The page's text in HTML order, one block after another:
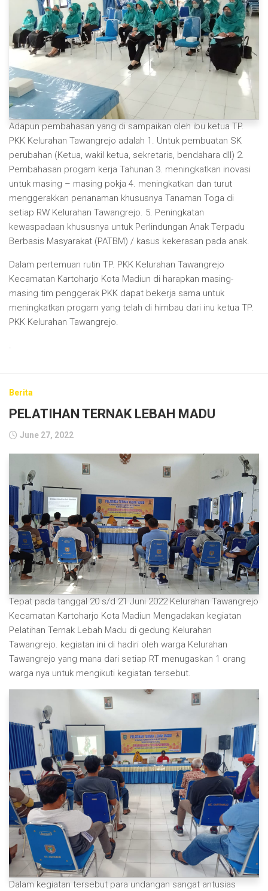
Adapun pembahasan yang di sampaikan oleh ibu ketua TP.
PKK Kelurahan Tawangrejo adalah 1. Untuk pembuatan SK
perubahan (Ketua, wakil ketua, sekretaris, bendahara dll) 2.
Pembahasan progam kerja Tahunan 3. meningkatkan inovasi
untuk masing – masing pokja 4. meningkatkan dan turut
menggerakkan penanaman khususnya Tanaman Toga di
setiap RW Kelurahan Tawangrejo. 5. Peningkatan
kewaspadaan khususnya untuk Perlindungan Anak Terpadu
Berbasis Masyarakat (PATBM) / kasus kekerasan pada anak.
Dalam pertemuan rutin TP. PKK Kelurahan Tawangrejo
Kecamatan Kartoharjo Kota Madiun di harapkan masing-
masing tim penggerak PKK dapat bekerja sama untuk
meningkatkan progam yang telah di himbau dari inu ketua TP.
PKK Kelurahan Tawangrejo.
.
Berita
PELATIHAN TERNAK LEBAH MADU
June 27, 2022
Tepat pada tanggal 20 s/d 21 Juni 2022 Kelurahan Tawangrejo
Kecamatan Kartoharjo Kota Madiun Mengadakan kegiatan
Pelatihan Ternak Lebah Madu di gedung Kelurahan
Tawangrejo. kegiatan ini di hadiri oleh warga Kelurahan
Tawangrejo yang mana dari setiap RT menugaskan 1 orang
warga nya untuk mengikuti kegiatan tersebut.
Dalam kegiatan tersebut para undangan sangat antusias